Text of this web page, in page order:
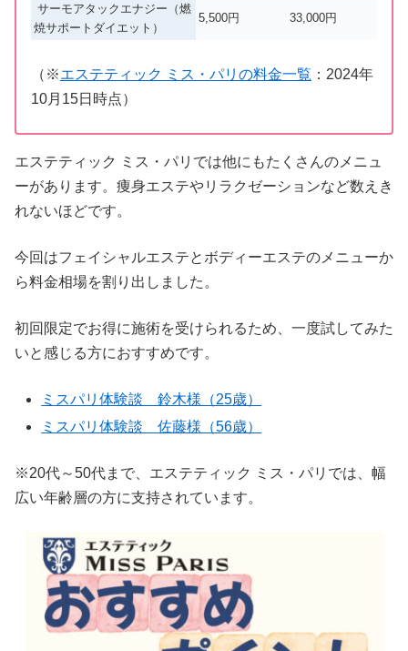
サーモアタックエナジー（燃
焼サポートダイエット）
5,500円 33,000円
（※エステティック ミス・パリの料金一覧 ：2024年
10月15日時点）
エステティック ミス・パリでは他にもたくさんのメニュ
ーがあります。痩身エステやリラクゼーションなど数えき
れないほどです。
今回はフェイシャルエステとボディーエステのメニューか
ら料金相場を割り出しました。
初回限定でお得に施術を受けられるため、一度試してみた
いと感じる方におすすめです。
ミスパリ体験談 鈴木様（25歳）
ミスパリ体験談 佐藤様（56歳）
※20代～50代まで、エステティック ミス・パリでは、幅
広い年齢層の方に支持されています。